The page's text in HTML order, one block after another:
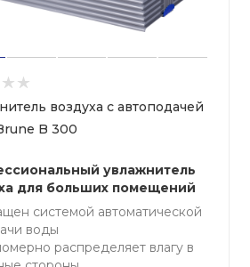
воздуха с автоподачей
B 300
увлажнитель
для больших помещений
системой автоматической
воды
распределяет влагу в